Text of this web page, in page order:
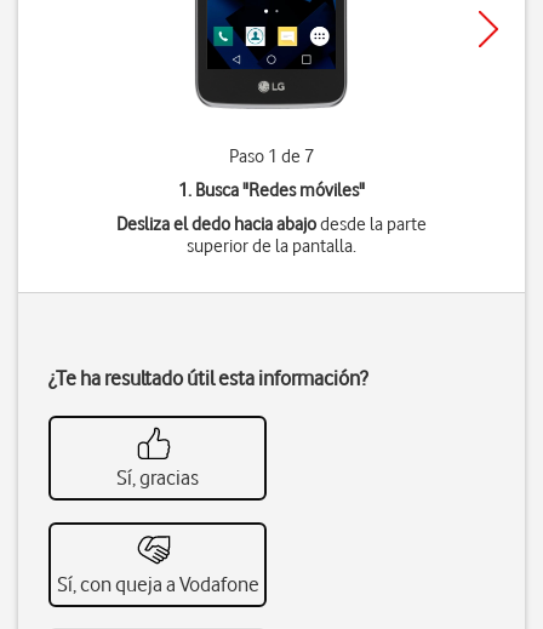
Paso 1 de 7
1. Busca "Redes móviles"
Desliza el dedo hacia abajodesde la parte
superior de la pantalla.
¿Te ha resultado útil esta información?
Sí, gracias
Sí, con queja a Vodafone